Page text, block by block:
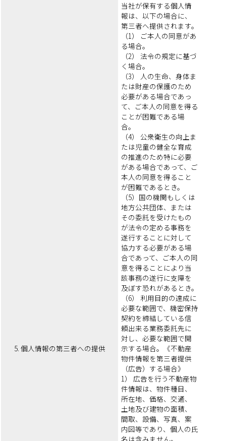
5. 個人情報の第三者への提供
当社が保有する個人情
報は、以下の場合に、
第三者へ提供されます。
（1） ご本人の同意があ
る場合。
（2） 法令の規定に基づ
く場合。
（3） 人の生命、身体ま
たは財産の保護のため
必要がある場合であっ
て、ご本人の同意を得る
ことが困難である場
合。
（4） 公衆衛生の向上ま
たは児童の健全な育成
の推進のため特に必要
がある場合であって、ご
本人の同意を得ること
が困難であるとき。
（5）国の機関もしくは
地方公共団体、または
その委託を受けたもの
が法令の定める事務を
遂行することに対して
協力する必要がある場
合であって、ご本人の同
意を得ることにより当
該事務の遂行に支障を
及ぼす恐れがあるとき。
（6） 利用目的の達成に
必要な範囲で、機密保持
契約を締結している信
頼出来る業務委託先に
対し、必要な範囲で開
示する場合。《不動産
物件情報を第三者提供
（広告）する場合》
1） 広告を行う不動産物
件情報は、物件種目、
所在地、価格、交通、
土地及び建物の面積、
間取、設備、写真、案
内図等であり、個人の氏